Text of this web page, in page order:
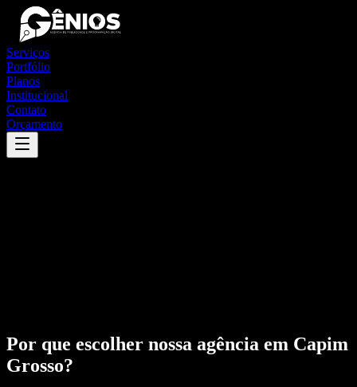
Serviços
Portfólio
Planos
Institucional
Contato
Orçamento
Por que escolher nossa agência em Capim
Grosso?